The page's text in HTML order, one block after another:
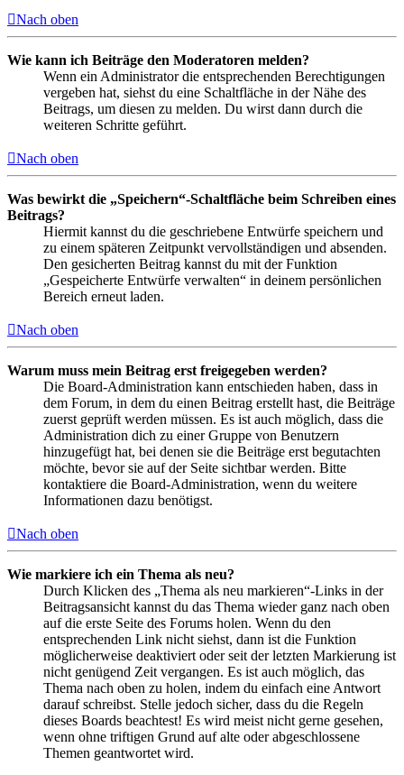
Nach oben
Wie kann ich Beiträge den Moderatoren melden?
Wenn ein Administrator die entsprechenden Berechtigungen
vergeben hat, siehst du eine Schaltfläche in der Nähe des
Beitrags, um diesen zu melden. Du wirst dann durch die
weiteren Schritte geführt.
Nach oben
Was bewirkt die „Speichern“-Schaltfläche beim Schreiben eines
Beitrags?
Hiermit kannst du die geschriebene Entwürfe speichern und
zu einem späteren Zeitpunkt vervollständigen und absenden.
Den gesicherten Beitrag kannst du mit der Funktion
„Gespeicherte Entwürfe verwalten“ in deinem persönlichen
Bereich erneut laden.
Nach oben
Warum muss mein Beitrag erst freigegeben werden?
Die Board-Administration kann entschieden haben, dass in
dem Forum, in dem du einen Beitrag erstellt hast, die Beiträge
zuerst geprüft werden müssen. Es ist auch möglich, dass die
Administration dich zu einer Gruppe von Benutzern
hinzugefügt hat, bei denen sie die Beiträge erst begutachten
möchte, bevor sie auf der Seite sichtbar werden. Bitte
kontaktiere die Board-Administration, wenn du weitere
Informationen dazu benötigst.
Nach oben
Wie markiere ich ein Thema als neu?
Durch Klicken des „Thema als neu markieren“-Links in der
Beitragsansicht kannst du das Thema wieder ganz nach oben
auf die erste Seite des Forums holen. Wenn du den
entsprechenden Link nicht siehst, dann ist die Funktion
möglicherweise deaktiviert oder seit der letzten Markierung ist
nicht genügend Zeit vergangen. Es ist auch möglich, das
Thema nach oben zu holen, indem du einfach eine Antwort
darauf schreibst. Stelle jedoch sicher, dass du die Regeln
dieses Boards beachtest! Es wird meist nicht gerne gesehen,
wenn ohne triftigen Grund auf alte oder abgeschlossene
Themen geantwortet wird.